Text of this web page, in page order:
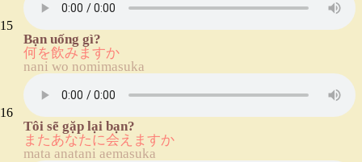
15
Bạn uống gì?
何を飲みますか
nani wo nomimasuka
16
Tôi sẽ gặp lại bạn?
またあなたに会えますか
mata anatani aemasuka